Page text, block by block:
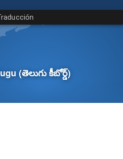
(తెలుగు కీబోర్డ్)